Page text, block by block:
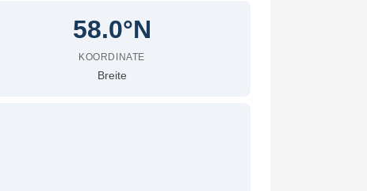
58.0°N
KOORDINATE
Breite